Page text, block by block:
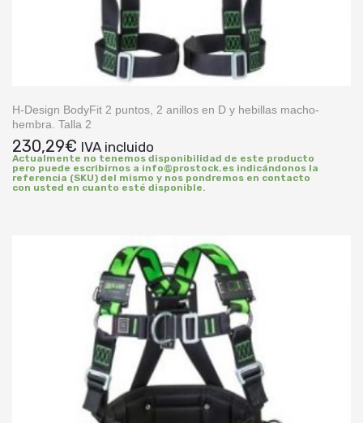
H-Design BodyFit 2 puntos, 2 anillos en D y hebillas macho-
hembra. Talla 2
230,29€ IVA incluido
Actualmente no tenemos disponibilidad de este producto
pero puede escribirnos a info@prostock.es indicándonos la
referencia (SKU) del mismo y nos pondremos en contacto
con usted en cuanto esté disponible.